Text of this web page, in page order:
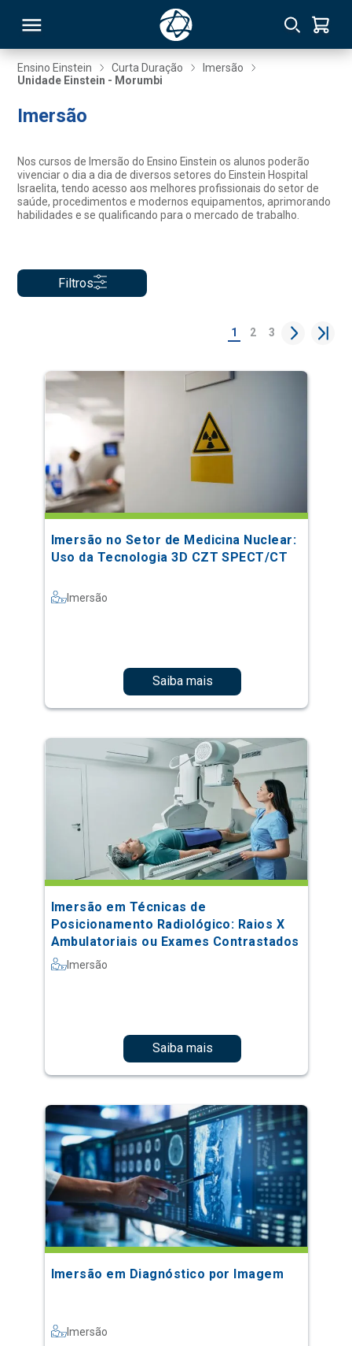
Ensino Einstein Curta Duração
Imersão
Unidade Einstein - Morumbi
Imersão
Nos cursos de Imersão do Ensino Einstein os alunos poderão
vivenciar o dia a dia de diversos setores do Einstein Hospital
Israelita, tendo acesso aos melhores profissionais do setor de
saúde, procedimentos e modernos equipamentos, aprimorando
habilidades e se qualificando para o mercado de trabalho.
Filtros
1 2 3
Imersão no Setor de Medicina Nuclear:
Uso da Tecnologia 3D CZT SPECT/CT
Imersão
Saiba mais
Imersão em Técnicas de
Posicionamento Radiológico: Raios X
Ambulatoriais ou Exames Contrastados
Imersão
Saiba mais
Imersão em Diagnóstico por Imagem
Imersão